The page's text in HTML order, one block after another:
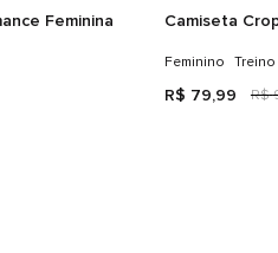
Feminina Camiseta
Feminino Treino
R$ 79,99 R$